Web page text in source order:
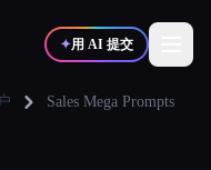
✦用 AI 提交
Sales Mega Prompts